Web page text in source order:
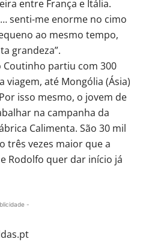
entre França e Itália.
senti-me enorme no cimo
ao mesmo tempo,
grandeza”.
Coutinho partiu com 300
viagem, até Mongólia (Ásia)
isso mesmo, o jovem de
na campanha da
Calimenta. São 30 mil
três vezes maior que a
Rodolfo quer dar início já
-